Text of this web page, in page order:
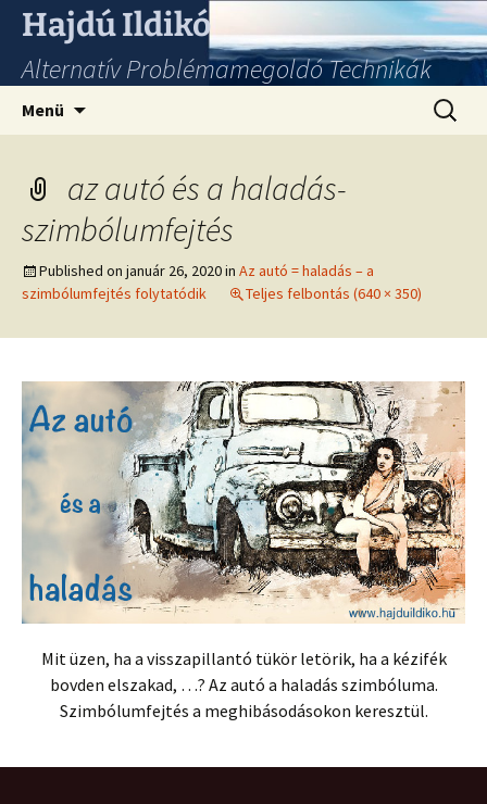
Hajdú Ildikó
Alternatív Problémamegoldó Technikák
Menü
az autó és a haladás-
szimbólumfejtés
Published on január 26, 2020in Az autó = haladás – a
szimbólumfejtés folytatódik
Teljes felbontás (640 × 350)
Mit üzen, ha a visszapillantó tükör letörik, ha a kézifék
bovden elszakad, …? Az autó a haladás szimbóluma.
Szimbólumfejtés a meghibásodásokon keresztül.